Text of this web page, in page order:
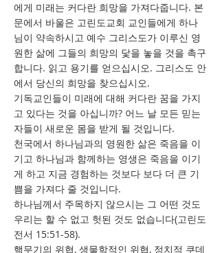
에게 미래는 커다란 희망을 가져다줍니다. 본
문에서 바울은 고린도교회 교인들에게 하나
님이 약속하시고 예수 그리스도가 이루신 영
원한 삶에 그들의 희망의 닻을 놓을 것을 촉구
합니다. 읽고 용기를 얻으십시오. 그리스도 안
에서 당신의 희망을 찾으십시오.
기독교인들이 미래에 대해 커다란 꿈을 가지
고 있다는 것을 아십니까? 어느 날 모든 믿는
자들이 새로운 몸을 받게 될 것입니다.
천국에서 하나님과의 영원한 삶은 죽음을 이
기고 하나님과 함께하는 영생은 죽음을 이기
게 하고 지금 경험하는 것보다 보다 더 큰 기
쁨을 가져다 줄 것입니다.
하나님께서 주목하지 않으시는 그 어떤 것도
우리는 할 수 없고 헛된 것도 없습니다(고린도
전서 15:51-58).
핵무기의 위협, 생물학적인 위협, 정치적 쿠데